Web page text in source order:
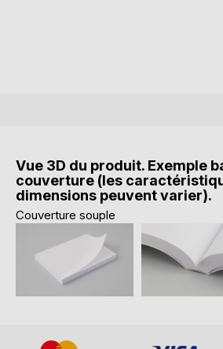
Vue 3D du produit. Exemple
couverture (les
dimensions peuvent varier).
Couverture souple